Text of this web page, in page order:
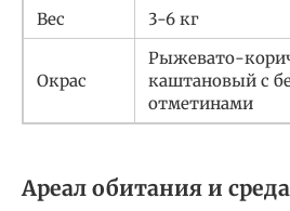
Вес 3-6 кг
Окрас
Рыжевато-
каштановый с
отметинами
Ареал обитания и